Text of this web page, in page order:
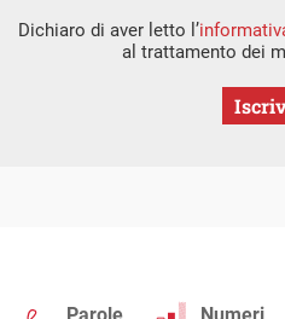
Dichiaro di aver letto l’
al trattamento dei